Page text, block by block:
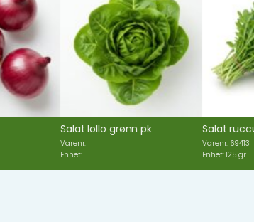
Salat lollo grønn pk Salat ruccula 125 gr pk